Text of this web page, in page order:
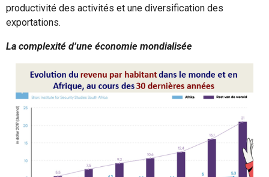
productivité des activités et une diversification des
exportations.
La complexité d’une économie mondialisée